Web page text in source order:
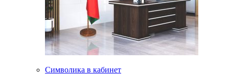
Символика в кабинет